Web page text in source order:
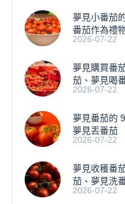
夢見小番茄
番茄作為禮
2026-07-22
夢見購買番
茄、夢見喝
2026-07-22
夢見番茄的
夢見丟番茄
2026-07-22
夢見收穫番
茄、夢見洗
2026-07-22